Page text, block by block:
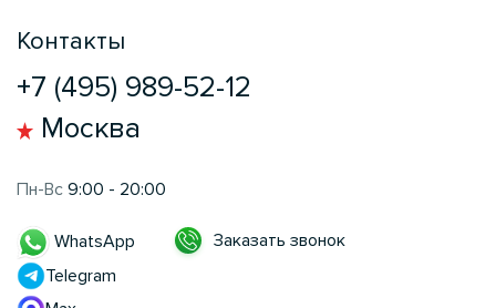
Контакты
+7 (495) 989-52-12
Москва
Пн-Вс 9:00 - 20:00
WhatsApp
Telegram
Заказать звонок